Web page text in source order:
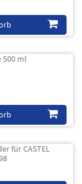
500 ml
für CASTEL